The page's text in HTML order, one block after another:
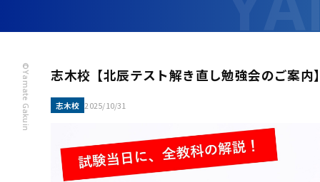
©Yamate Gakuin 志木校【北辰テスト解き直し勉強会のご案内
志木校 2025/10/31